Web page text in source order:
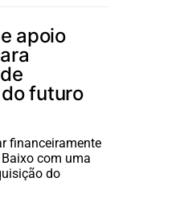
apoio
futuro
financeiramente
com uma
do